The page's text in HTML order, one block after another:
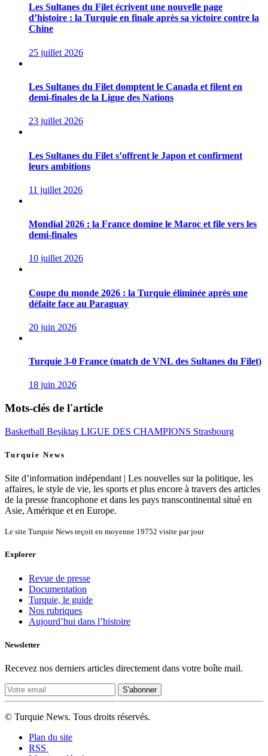
Les Sultanes du Filet écrivent une nouvelle page
d’histoire : la Turquie en finale après sa victoire contre la
Chine
25 juillet 2026
Les Sultanes du Filet domptent le Canada et filent en
demi-finales de la Ligue des Nations
23 juillet 2026
Les Sultanes du Filet s’offrent le Japon et confirment
leurs ambitions
11 juillet 2026
Mondial 2026 : la France domine le Maroc et file vers les
demi-finales
10 juillet 2026
Coupe du monde 2026 : la Turquie éliminée après une
défaite face au Paraguay
20 juin 2026
Turquie 3-0 France (match de VNL des Sultanes du Filet)
18 juin 2026
Mots-clés de l'article
Basketball Beşiktaş LIGUE DES CHAMPIONS Strasbourg
Turquie News
Site d’information indépendant | Les nouvelles sur la politique, les
affaires, le style de vie, les sports et plus encore à travers des articles
de la presse francophone et dans les pays transcontinental situé en
Asie, Amérique et en Europe.
Le site Turquie News reçoit en moyenne 19752 visite par jour
Explorer
Revue de presse
Documentation
Turquie, le guide
Nos rubriques
Aujourd’hui dans l’histoire
Newsletter
Recevez nos derniers articles directement dans votre boîte mail.
S'abonner
© Turquie News. Tous droits réservés.
Plan du site
RSS